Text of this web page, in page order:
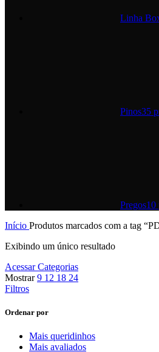
Linha
Pinos35
Pregos10
Início Produtos marcados com a tag
Exibindo um único resultado
Acessar Categorias
Mostrar9 12 18 24
Filtros
Ordenar por
Mais queridinhos
Mais avaliados